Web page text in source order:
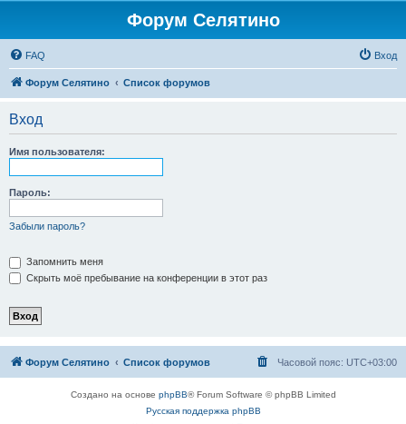
Форум Селятино
FAQ Вход
Форум Селятино Список форумов
Вход
Имя пользователя:
Пароль:
Забыли пароль?
Запомнить меня
Скрыть моё пребывание на конференции в этот раз
Форум Селятино Список форумов Часовой пояс: UTC+03:00
Создано на основе phpBB® Forum Software © phpBB Limited
Русская поддержка phpBB